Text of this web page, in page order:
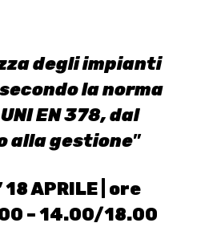
degli impianti
la norma
UNI EN 378, dal
alla gestione”
18 APRILE | ore
– 14.00/18.00